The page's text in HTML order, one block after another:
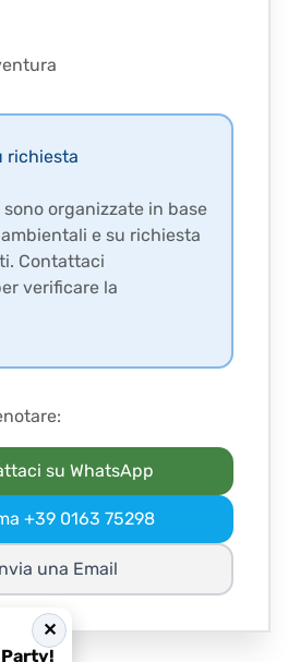
✕
Party!
richiesta
organizzate in base
e su richiesta
Contattaci
verificare la
su WhatsApp
+39 0163 75298
una Email